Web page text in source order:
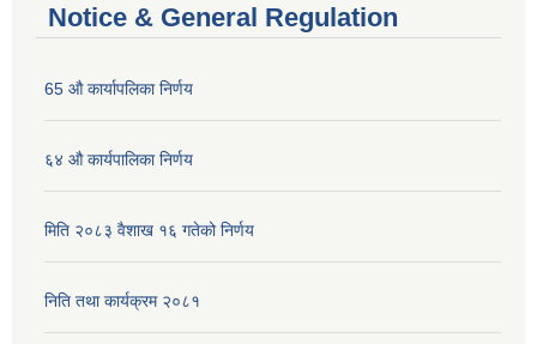
Notice & General Regulation
65 औ कार्यापलिका निर्णय
६४ औ कार्यपालिका निर्णय
मिति २०८३ वैशाख १६ गतेको निर्णय
निति तथा कार्यक्रम २०८१